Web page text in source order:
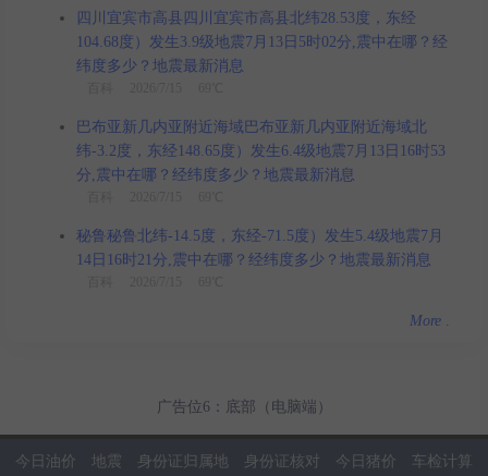
四川宜宾市高县四川宜宾市高县北纬28.53度，东经
104.68度）发生3.9级地震7月13日5时02分,震中在哪？经
纬度多少？地震最新消息
巴布亚新几内亚附近海域巴布亚新几内亚附近海域北
纬-3.2度，东经148.65度）发生6.4级地震7月13日16时53
分,震中在哪？经纬度多少？地震最新消息
秘鲁秘鲁北纬-14.5度，东经-71.5度）发生5.4级地震7月
14日16时21分,震中在哪？经纬度多少？地震最新消息
More
广告位6：底部（电脑端）
今日油价 地震 身份证归属地 身份证核对 今日猪价 车检计算